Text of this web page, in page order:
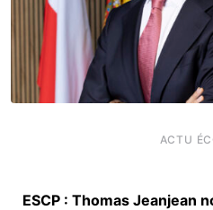
ACTU
ESCP : Thomas Jeanjean